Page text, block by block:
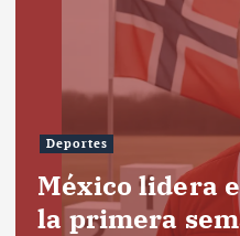
Deportes
México lidera
la primera